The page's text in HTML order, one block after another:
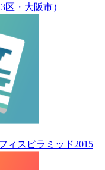
・大阪市）
ィスピラミッド2015